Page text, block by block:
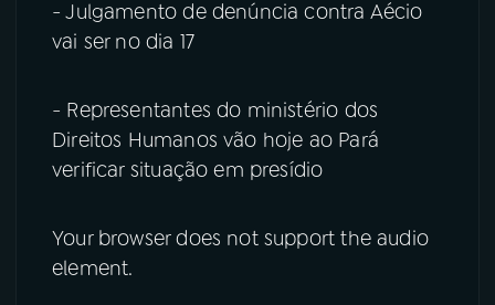
- Julgamento de denúncia contra Aécio
vai ser no dia 17
- Representantes do ministério dos
Direitos Humanos vão hoje ao Pará
verificar situação em presídio
Your browser does not support the audio
element.